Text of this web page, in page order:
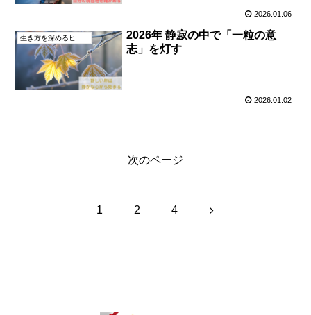
2026.01.06
2026年 静寂の中で「一粒の意
志」を灯す
2026.01.02
次のページ
1 2 4 次